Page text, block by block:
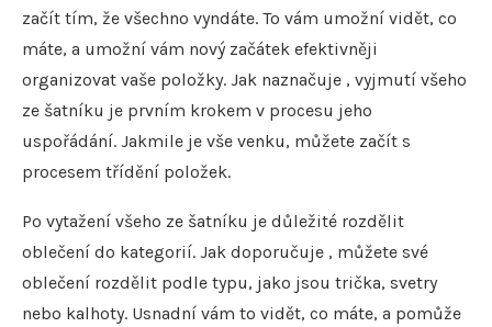
začít tím, že všechno vyndáte. To vám umožní vidět, co
máte, a umožní vám nový začátek efektivněji
organizovat vaše položky. Jak naznačuje , vyjmutí všeho
ze šatníku je prvním krokem v procesu jeho
uspořádání. Jakmile je vše venku, můžete začít s
procesem třídění položek.
Po vytažení všeho ze šatníku je důležité rozdělit
oblečení do kategorií. Jak doporučuje , můžete své
oblečení rozdělit podle typu, jako jsou trička, svetry
nebo kalhoty. Usnadní vám to vidět, co máte, a pomůže